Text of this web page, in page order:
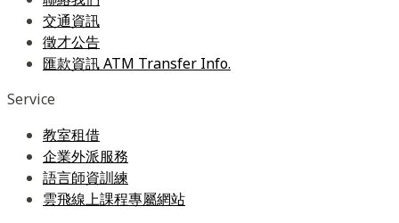
交通資訊
徵才公告
匯款資訊 ATM Transfer Info.
Service
教室租借
企業外派服務
語言師資訓練
雲飛線上課程專屬網站